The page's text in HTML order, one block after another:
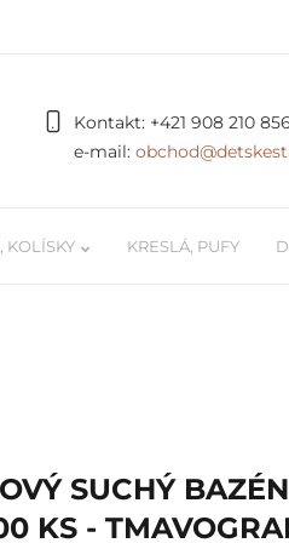
Kontakt: +421 908 210 856
e-mail:
KOLÍSKY KRESLÁ, PUFY
Svetielka,
SUCHÝ
KS -